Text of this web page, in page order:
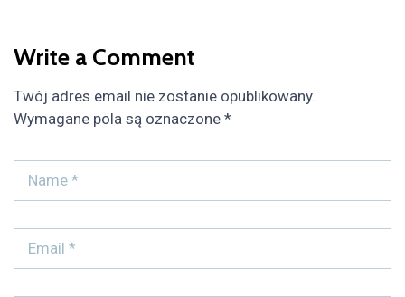
Write a Comment
Twój adres email nie zostanie opublikowany.
Wymagane pola są oznaczone *